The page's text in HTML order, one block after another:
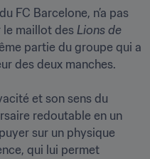
FC Barcelone, n’a pas
le maillot des Lions de
partie du groupe qui a
des deux manches.
et son sens du
redoutable en un
sur un physique
qui lui permet